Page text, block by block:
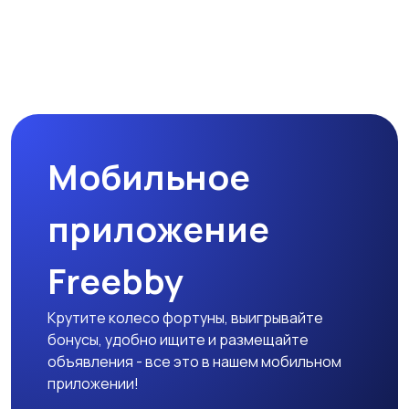
Мобильное
приложение
Freebby
Крутите колесо фортуны, выигрывайте
бонусы, удобно ищите и размещайте
объявления - все это в нашем мобильном
приложении!